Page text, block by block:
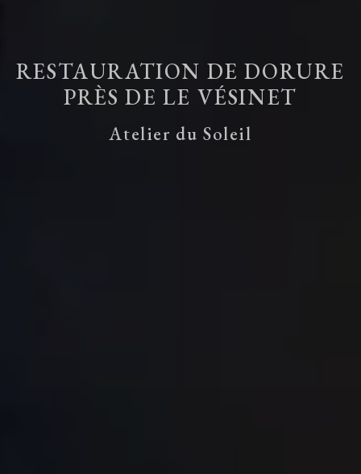
RESTAURATION DE DORURE
PRÈS DE LE VÉSINET
Atelier du Soleil